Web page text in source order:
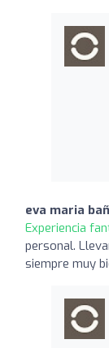
eva maria
Experiencia
personal.
siempre muy